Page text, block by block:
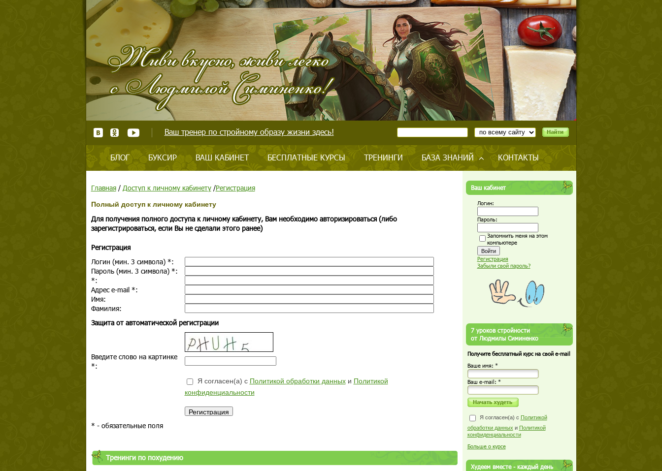
Ваш тренер по стройному образу жизни здесь!
БЛОГ БУКСИР ВАШ КАБИНЕТ БЕСПЛАТНЫЕ КУРСЫ ТРЕНИНГИ БАЗА ЗНАНИЙ КОНТАКТЫ
Главная/ Доступ к личному кабинету/Регистрация
Полный доступ к личному кабинету
Для получения полного доступа к личному кабинету, Вам необходимо авторизироваться (либо
зарегистрироваться, если Вы не сделали этого ранее)
Регистрация
Логин (мин. 3 символа) *:
Пароль (мин. 3 символа) *:
*:
Адрес e-mail *:
Имя:
Фамилия:
Защита от автоматической регистрации
Введите слово на картинке
*:
Я согласен(а) с Политикой обработки данныхи Политикой
конфиденциальности
* - обязательные поля
Тренинги по похудению
Ваш кабинет
Логин:
Пароль:
Запомнить меня на этом
компьютере
Регистрация
Забыли свой пароль?
7 уроков стройности
от Людмилы Симиненко
Получите бесплатный курс на свой e-mail
Ваше имя: *
Ваш е-mail: *
Я согласен(а) с Политикой
обработки данных и Политикой
конфиденциальности
Больше о курсе
Худеем вместе - каждый день